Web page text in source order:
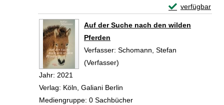
verfügbar
Exemplar-
Auf der Suche nach den wilden
Pferden
Verfasser: Schomann, Stefan
(Verfasser)
Jahr: 2021
Verlag: Köln, Galiani Berlin
Mediengruppe: 0 Sachbücher